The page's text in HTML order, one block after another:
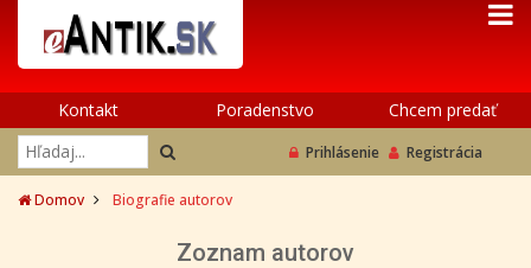
Kontakt Poradenstvo Chcem predať
Prihlásenie Registrácia
Domov Biografie autorov
Zoznam autorov